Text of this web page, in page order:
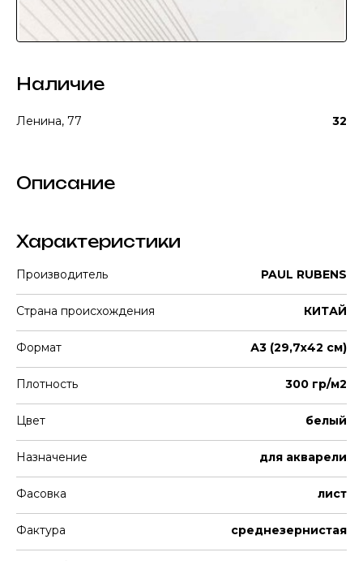
Наличие
Ленина, 77 32
Описание
Характеристики
Производитель PAUL RUBENS
Страна происхождения КИТАЙ
Формат А3 (29,7х42 см)
Плотность 300 гр/м2
Цвет белый
Назначение для акварели
Фасовка лист
Фактура среднезернистая